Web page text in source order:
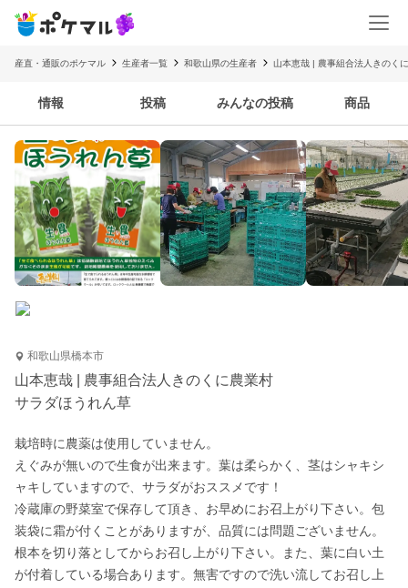
産直・通販のポケマル 生産者一覧 和歌山県の生産者 山本恵哉 | 農事組合法人きのく
情報 投稿 みんなの投稿 商品
和歌山県橋本市
山本恵哉 | 農事組合法人きのくに農業村
サラダほうれん草
栽培時に農薬は使用していません。
えぐみが無いので生食が出来ます。葉は柔らかく、茎はシャキシ
ャキしていますので、サラダがおススメです！
冷蔵庫の野菜室で保存して頂き、お早めにお召上がり下さい。包
装袋に霜が付くことがありますが、品質には問題ございません。
根本を切り落としてからお召し上がり下さい。また、葉に白い土
が付着している場合あります。無害ですので洗い流してお召し上